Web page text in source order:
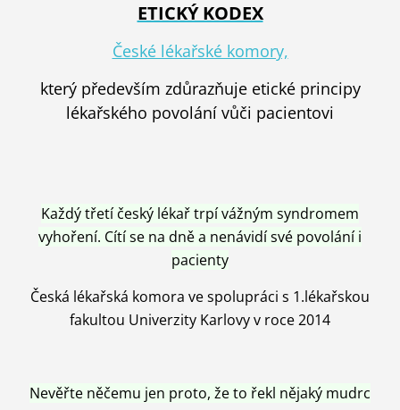
ETICKÝ KODEX
České lékařské komory,
který především zdůrazňuje etické principy
lékařského povolání vůči pacientovi
Každý třetí český lékař trpí vážným syndromem
vyhoření. Cítí se na dně a nenávidí své povolání i
pacienty
Česká lékařská komora ve spolupráci s 1.lékařskou
fakultou Univerzity Karlovy v roce 2014
Nevěřte něčemu jen proto, že to řekl nějaký mudrc